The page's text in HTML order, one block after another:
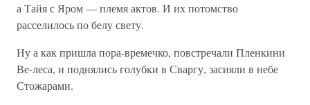
а Тайя с Яром — племя актов. И их потомство
расселилось по белу свету.
Ну а как пришла пора-времечко, повстречали Пленкини
Ве-леса, и поднялись голубки в Сваргу, засияли в небе
Стожарами.